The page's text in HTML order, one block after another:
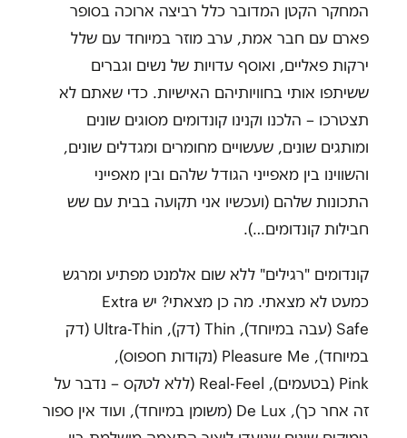
המחקר הקטן המדובר כלל רביצה ארוכה בסופר
פארם עם חבר אמת, ערב מוזר במיוחד עם שלל
ירקות פאליים, ואוסף עדויות של נשים וגברים
ששיתפו אותי בחוויותיהם האישיות. כדי שאתם לא
תצטרכו – הלכנו וקנינו קונדומים מסוגים שונים
ומותגים שונים, שעשויים מחומרים ומגדלים שונים,
והשווינו בין מאפייני הגודל שלהם ובין מאפייני
התכונות שלהם (ועכשיו אני תקועה בבית עם שש
חבילות קונדומים…).
קונדומים "רגילים" ללא שום אלמנט מפתיע ומרגש
כמעט לא מצאתי. מה כן מצאתי? יש Extra
Safe (עבה במיוחד), Thin (דק), Ultra-Thin (דק
במיוחד), Pleasure Me (נקודות חספוס),
Pink (בטעמים), Real-Feel (ללא לטקס – נדבר על
זה אחר כך), De Lux (משומן במיוחד), ועוד אין ספור